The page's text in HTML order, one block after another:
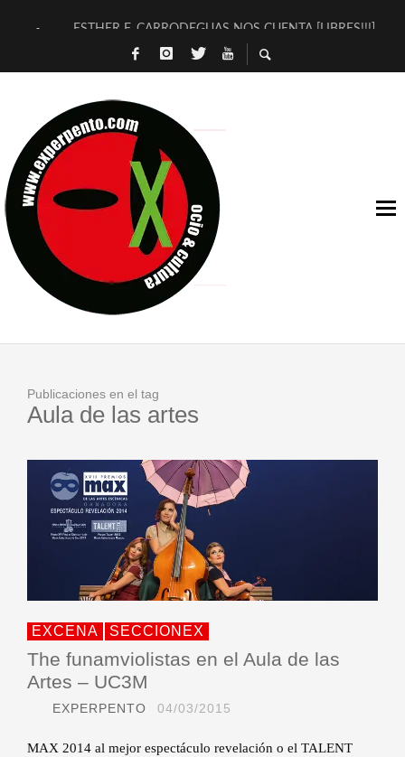
ESTHER F. CARRODEGUAS NOS CUENTA [LIBRES!!!]
[TERRA DE GUAPES] DE SANDRA MONFORT
TIMBRE 4, LA ESCUELA DEL DIRECTOR TEATRAL CLAUDIO
30 AÑOS (NO ES NADA) DE LA KATARSIS DEL TOMATAZO
MILITARES JUDÍAS EN #EXVITA
D’BALDOMEROS REINVENTAN [BITÁCORA 3.0] EN EXVITA
MARSHALL FLASH PRESENTA EN EXVITA [RELATIVA
JOFRE BARDAGÍ EN EXVITA INTERPRETANDO A SERRAT
Publicaciones en el tag
Aula de las artes
EXCENA SECCIONEX
The funamviolistas en el Aula de las
Artes – UC3M
EXPERPENTO 04/03/2015
MAX 2014 al mejor espectáculo revelación o el TALENT